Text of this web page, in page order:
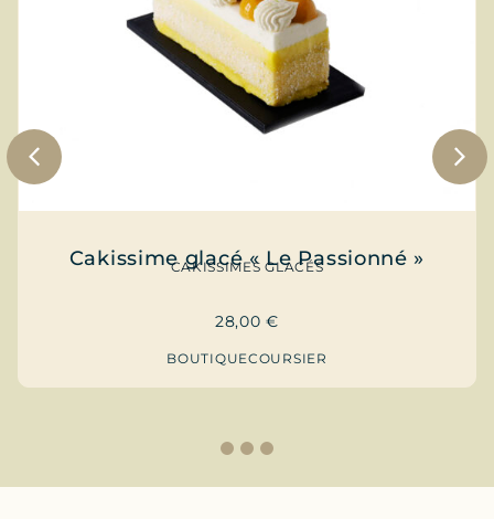
Cakissime glacé « Le Passionné »
CAKISSIMES GLACÉS
28,00€
BOUTIQUECOURSIER